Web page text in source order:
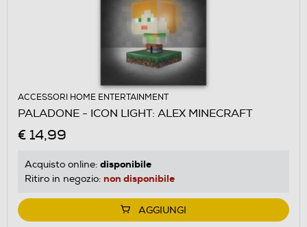
ACCESSORI HOME ENTERTAINMENT
PALADONE - ICON LIGHT: ALEX MINECRAFT
€ 14,99
Acquisto online: disponibile
Ritiro in negozio: non disponibile
AGGIUNGI